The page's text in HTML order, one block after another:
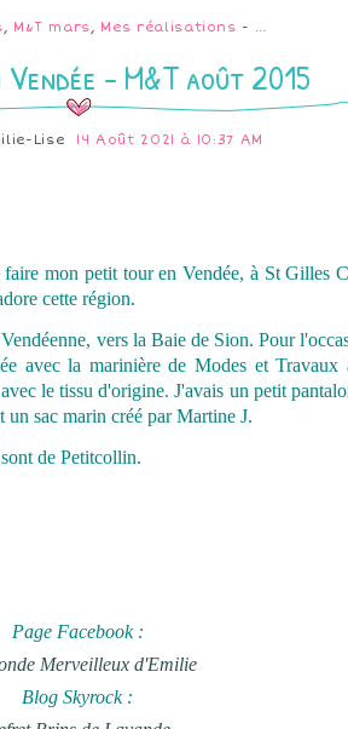
, M&T mars, Mes réalisations - …
Vendée - M&T août 2015
Lise 14 Août 2021 à 10:37 AM
mon petit tour en Vendée, à St Gilles
cette région.
vers la Baie de Sion. Pour
avec la marinière de Modes et Travaux
le tissu d'origine. J'avais un petit
sac marin créé par Martine J.
de Petitcollin.
Page Facebook :
Merveilleux d'Emilie
Blog Skyrock :